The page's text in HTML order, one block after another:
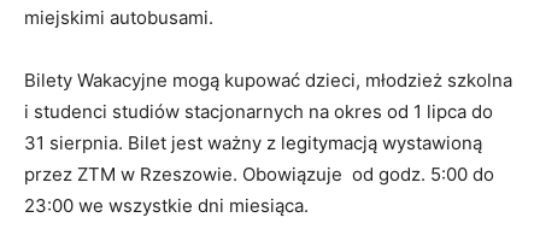
miejskimi autobusami.
Bilety Wakacyjne mogą kupować dzieci, młodzież szkolna
i studenci studiów stacjonarnych na okres od 1 lipca do
31 sierpnia. Bilet jest ważny z legitymacją wystawioną
przez ZTM w Rzeszowie. Obowiązuje od godz. 5:00 do
23:00 we wszystkie dni miesiąca.